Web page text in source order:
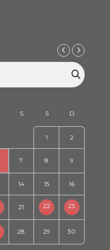
1 2
7 8 9
14 15 16
21 22 23
28 29 30